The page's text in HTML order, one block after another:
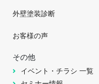
外壁塗装診断
お客様の声
その他
イベント・チラシ 一覧